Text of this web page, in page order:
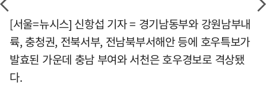
[서울=뉴시스] 신항섭 기자 = 경기남동부와 강원남부내
륙, 충청권, 전북서부, 전남북부서해안 등에 호우특보가
발효된 가운데 충남 부여와 서천은 호우경보로 격상됐
다.